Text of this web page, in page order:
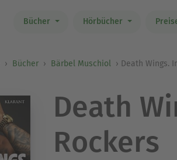
Bücher Hörbücher
Bücher Bärbel Muschiol Death Wings.
Death
Rockers